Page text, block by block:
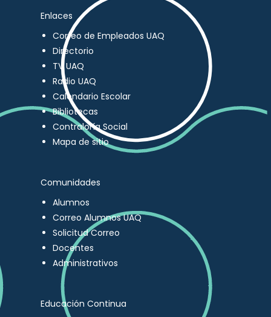
Enlaces
Correo de Empleados UAQ
Directorio
TV UAQ
Radio UAQ
Calendario Escolar
Bibliotecas
Contraloría Social
Mapa de sitio
Comunidades
Alumnos
Correo Alumnos UAQ
Solicitud Correo
Docentes
Administrativos
Educación Continua